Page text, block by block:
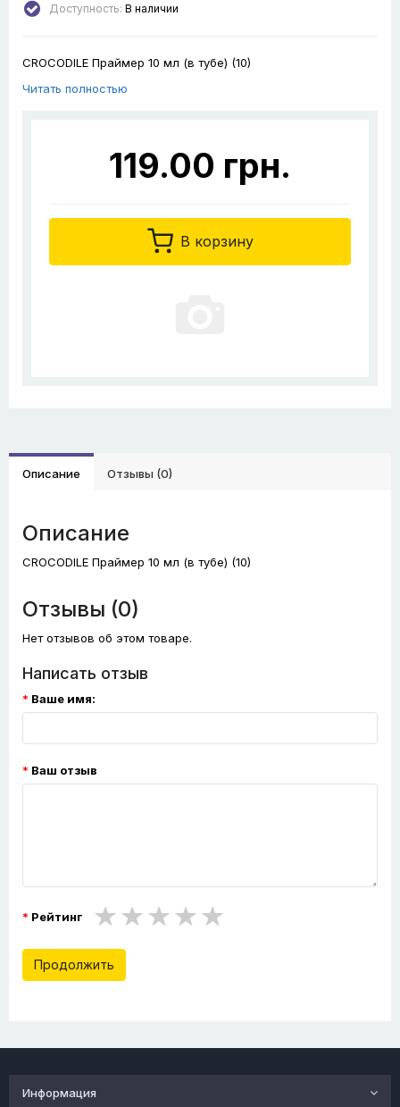
Доступность: В наличии
CROCODILE Праймер 10 мл (в тубе) (10)
Читать полностью
119.00 грн.
В корзину
Описание Отзывы (0)
Описание
CROCODILE Праймер 10 мл (в тубе) (10)
Отзывы (0)
Нет отзывов об этом товаре.
Написать отзыв
Ваше имя:
Ваш отзыв
Рейтинг
Продолжить
Информация